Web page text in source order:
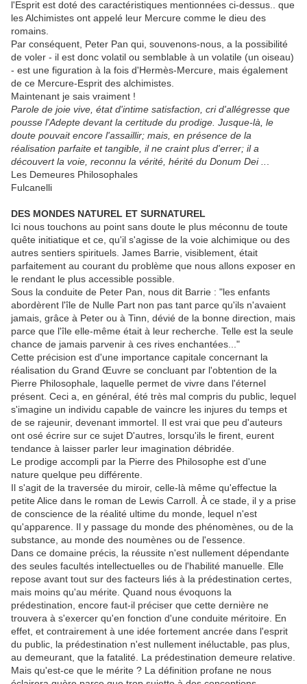
l'Esprit est doté des caractéristiques mentionnées ci-dessus.. que
les Alchimistes ont appelé leur Mercure comme le dieu des
romains.
Par conséquent, Peter Pan qui, souvenons-nous, a la possibilité
de voler - il est donc volatil ou semblable à un volatile (un oiseau)
- est une figuration à la fois d'Hermès-Mercure, mais également
de ce Mercure-Esprit des alchimistes.
Maintenant je sais vraiment !
Parole de joie vive, état d'intime satisfaction, cri d'allégresse que
pousse l'Adepte devant la certitude du prodige. Jusque-là, le
doute pouvait encore l'assaillir; mais, en présence de la
réalisation parfaite et tangible, il ne craint plus d'errer; il a
découvert la voie, reconnu la vérité, hérité du Donum Dei ..
Les Demeures Philosophales
Fulcanelli
DES MONDES NATUREL ET SURNATUREL
Ici nous touchons au point sans doute le plus méconnu de toute
quête initiatique et ce, qu'il s'agisse de la voie alchimique ou des
autres sentiers spirituels. James Barrie, visiblement, était
parfaitement au courant du problème que nous allons exposer en
le rendant le plus accessible possible.
Sous la conduite de Peter Pan, nous dit Barrie : "les enfants
abordèrent l'île de Nulle Part non pas tant parce qu'ils n'avaient
jamais, grâce à Peter ou à Tinn, dévié de la bonne direction, mais
parce que l'île elle-même était à leur recherche. Telle est la seule
chance de jamais parvenir à ces rives enchantées..."
Cette précision est d'une importance capitale concernant la
réalisation du Grand Œuvre se concluant par l'obtention de la
Pierre Philosophale, laquelle permet de vivre dans l'éternel
présent. Ceci a, en général, été très mal compris du public, lequel
s'imagine un individu capable de vaincre les injures du temps et
de se rajeunir, devenant immortel. Il est vrai que peu d'auteurs
ont osé écrire sur ce sujet D'autres, lorsqu'ils le firent, eurent
tendance à laisser parler leur imagination débridée.
Le prodige accompli par la Pierre des Philosophe est d'une
nature quelque peu différente.
Il s'agit de la traversée du miroir, celle-là même qu'effectue la
petite Alice dans le roman de Lewis Carroll. À ce stade, il y a prise
de conscience de la réalité ultime du monde, lequel n'est
qu'apparence. Il y passage du monde des phénomènes, ou de la
substance, au monde des noumènes ou de l'essence.
Dans ce domaine précis, la réussite n'est nullement dépendante
des seules facultés intellectuelles ou de l'habilité manuelle. Elle
repose avant tout sur des facteurs liés à la prédestination certes,
mais moins qu'au mérite. Quand nous évoquons la
prédestination, encore faut-il préciser que cette dernière ne
trouvera à s'exercer qu'en fonction d'une conduite méritoire. En
effet, et contrairement à une idée fortement ancrée dans l'esprit
du public, la prédestination n'est nullement inéluctable, pas plus,
au demeurant, que la fatalité. La prédestination demeure relative.
Mais qu'est-ce que le mérite ? La définition profane ne nous